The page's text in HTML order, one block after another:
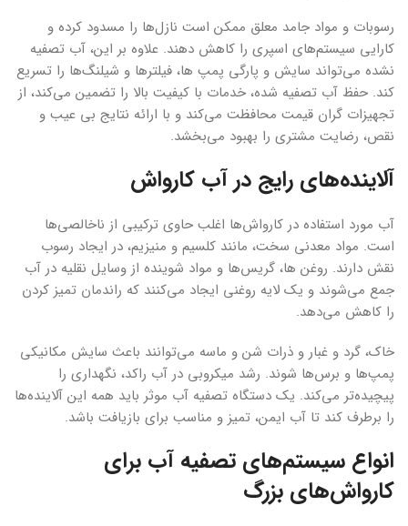
رسوبات و مواد جامد معلق ممکن است نازل‌ها را مسدود کرده و
کارایی سیستم‌های اسپری را کاهش دهند. علاوه بر این، آب تصفیه
نشده می‌تواند سایش و پارگی پمپ ها، فیلترها و شیلنگ‌ها را تسریع
کند. حفظ آب تصفیه شده، خدمات با کیفیت بالا را تضمین می‌کند، از
تجهیزات گران قیمت محافظت می‌کند و با ارائه نتایج بی عیب و
نقص، رضایت مشتری را بهبود می‌بخشد.
آلاینده‌های رایج در آب کارواش
آب مورد استفاده در کارواش‌ها اغلب حاوی ترکیبی از ناخالصی‌ها
است. مواد معدنی سخت، مانند کلسیم و منیزیم، در ایجاد رسوب
نقش دارند. روغن ها، گریس‌ها و مواد شوینده از وسایل نقلیه در آب
جمع می‌شوند و یک لایه روغنی ایجاد می‌کنند که راندمان تمیز کردن
را کاهش می‌دهد.
خاک، گرد و غبار و ذرات شن و ماسه می‌توانند باعث سایش مکانیکی
پمپ‌ها و برس‌ها شوند. رشد میکروبی در آب راکد، نگهداری را
پیچیده‌تر می‌کند. یک دستگاه تصفیه آب موثر باید همه این آلاینده‌ها
را برطرف کند تا آب ایمن، تمیز و مناسب برای بازیافت باشد.
انواع سیستم‌های تصفیه آب برای
کارواش‌های بزرگ